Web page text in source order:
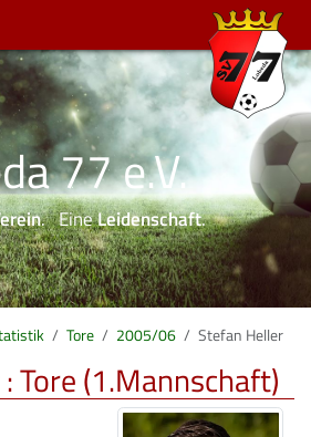
77 e.V.
. EineLeidenschaft.
Tore 2005/06 Stefan Heller
Tore (1.Mannschaft)